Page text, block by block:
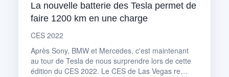
La nouvelle batterie des Tesla permet de
faire 1200 km en une charge
CES 2022
Après Sony, BMW et Mercedes, c'est maintenant
au tour de Tesla de nous surprendre lors de cette
édition du CES 2022. Le CES de Las Vegas re…